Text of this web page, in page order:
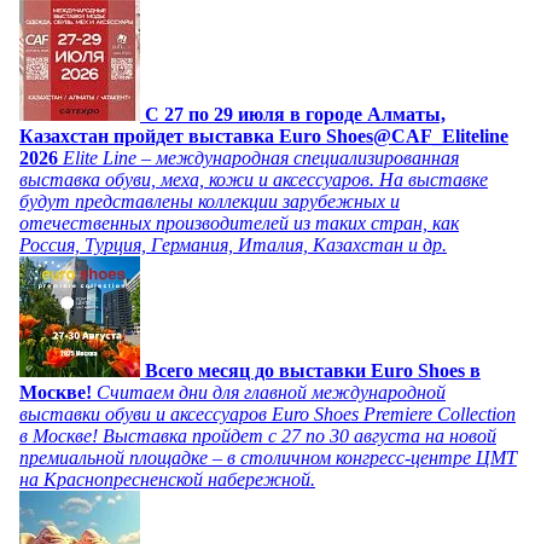
C 27 по 29 июля в городе Алматы,
Казахстан пройдет выставка Euro Shoes@CAF_Eliteline
2026 Elite Line – международная специализированная
выставка обуви, меха, кожи и аксессуаров. На выставке
будут представлены коллекции зарубежных и
отечественных производителей из таких стран, как
Россия, Турция, Германия, Италия, Казахстан и др.
Всего месяц до выставки Euro Shoes в
Москве! Считаем дни для главной международной
выставки обуви и аксессуаров Euro Shoes Premiere Collection
в Москве! Выставка пройдет с 27 по 30 августа на новой
премиальной площадке – в столичном конгресс-центре ЦМТ
на Краснопресненской набережной.